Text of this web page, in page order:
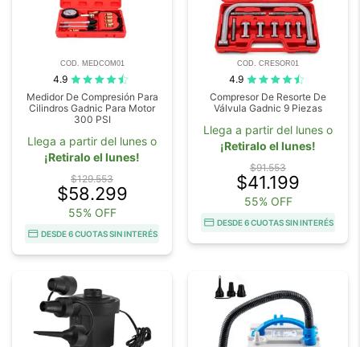
COD. MEDCOM01
4.9
Medidor De Compresión Para
Cilindros Gadnic Para Motor
300 PSI
Llega a partir del lunes o
¡Retiralo el lunes!
$129.553
$58.299
55% OFF
DESDE 6 CUOTAS SIN INTERÉS
COD. CRESOR01
4.9
Compresor De Resorte De
Válvula Gadnic 9 Piezas
Llega a partir del lunes o
¡Retiralo el lunes!
$91.553
$41.199
55% OFF
DESDE 6 CUOTAS SIN INTERÉS